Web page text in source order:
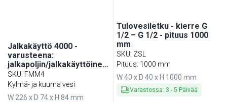
Jalkakäyttö 4000 -
varusteena:
jalkapoljin/jalkakäyttöinen
ohjaus, kosketusvapaa
käyttö & hygieniasyyt -
226x74x84 mm
SKU: FMM4
Kylmä- ja kuuma vesi
W 226 x D 74 x H 84 mm
Tulovesiletku - kierre G
1/2 – G 1/2 - pituus 1000
mm
SKU: ZSL
Pituus: 1000 mm
W 40 x D 40 x H 1000 mm
Varastossa: 3 -5 Päivää